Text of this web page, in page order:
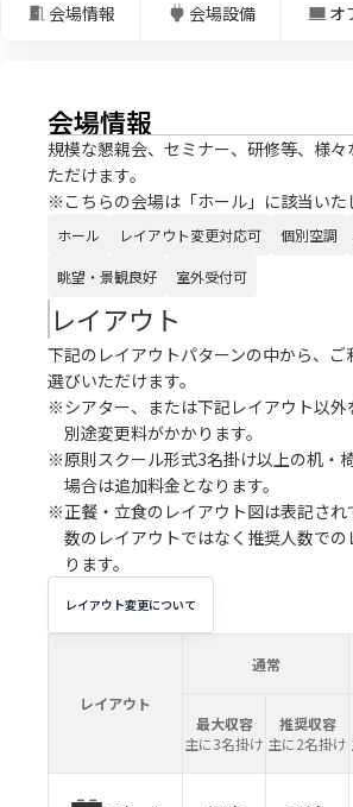
会場情報 会場設備 オ
会場情報
規模な懇親会、セミナー、研修等、様
ただけます。
※こちらの会場は「ホール」に該当いた
ホール レイアウト変更対応可 個別空調
眺望・景観良好 室外受付可
レイアウト
下記のレイアウトパターンの中から、
選びいただけます。
※シアター、または下記レイアウト以外
別途変更料がかかります。
※原則スクール形式3名掛け以上の机・
場合は追加料金となります。
※正餐・立食のレイアウト図は表記され
数のレイアウトではなく推奨人数で
ります。
レイアウト変更について
レイアウト
通常
最大収容
主に3名掛け
推奨収容
主に2名掛け